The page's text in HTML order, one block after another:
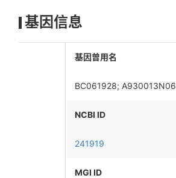
基因信息
基因曾用名
BC061928; A930013N06
NCBI ID
241919
MGI ID